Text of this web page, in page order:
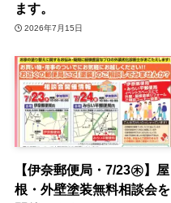
ます。
2026年7月15日
【伊奈郵便局・7/23㊍】屋
根・外壁塗装無料相談会を